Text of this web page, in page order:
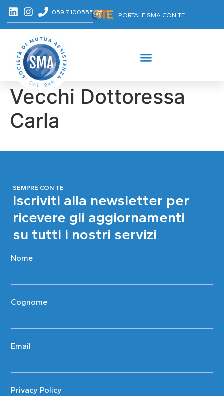
059 7100555 PORTALE SMA CON TE
Vecchi Dottoressa
Carla
SEMPRE CON TE
Iscriviti alla newsletter per
ricevere gli aggiornamenti
su tutti i nostri servizi
Nome
Cognome
Email
Privacy Policy